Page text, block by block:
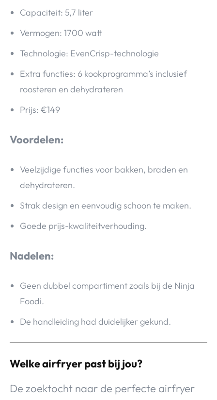
Capaciteit: 5,7 liter
Vermogen: 1700 watt
Technologie: EvenCrisp-technologie
Extra functies: 6 kookprogramma’s inclusief
roosteren en dehydrateren
Prijs: €149
Voordelen:
Veelzijdige functies voor bakken, braden en
dehydrateren.
Strak design en eenvoudig schoon te maken.
Goede prijs-kwaliteitverhouding.
Nadelen:
Geen dubbel compartiment zoals bij de Ninja
Foodi.
De handleiding had duidelijker gekund.
Welke airfryer past bij jou?
De zoektocht naar de perfecte airfryer